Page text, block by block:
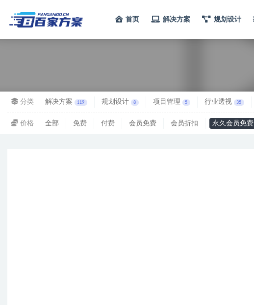
首页 解决方案 规划设计
分类 解决方案 119 规划设计 8 项目管理 5 行业透视 35
价格 全部 免费 付费 会员免费 会员折扣 永久会员免费